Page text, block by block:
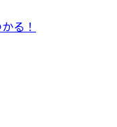
る！